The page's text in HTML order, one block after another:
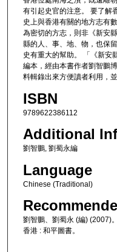
有引起史官的注意。 要了解
史上與香港有關的地方志有
為密切的方志，則非《新安
縣的人、事、地、物，也保
史有重大的幫助。 「《新安
編本，經由本書作者劉智鵬
料輯錄出來方便讀者利用，
ISBN
9789622386112
Additional
劉智鵬, 劉蜀永編
Language
Chinese (Traditional)
劉智鵬、劉蜀永 (編) (2007)
香港 : 和平圖書。